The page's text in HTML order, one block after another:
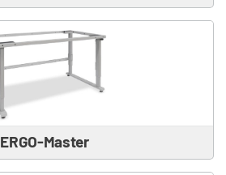
ERGO-Master